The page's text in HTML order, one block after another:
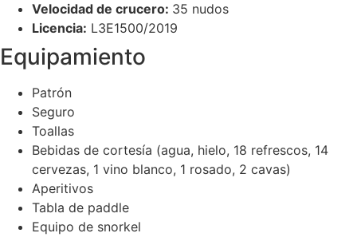
Velocidad de crucero: 35 nudos
Licencia: L3E1500/2019
Equipamiento
Patrón
Seguro
Toallas
Bebidas de cortesía (agua, hielo, 18 refrescos, 14
cervezas, 1 vino blanco, 1 rosado, 2 cavas)
Aperitivos
Tabla de paddle
Equipo de snorkel